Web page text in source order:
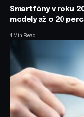
Smartfóny v roku
modely až o 20
4 Min Read